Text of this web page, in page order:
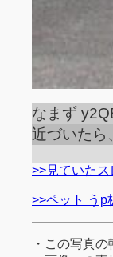
なまず
近づいたら
>>見ていた
>>ペット うp
・この写真